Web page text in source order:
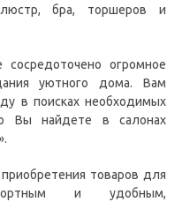
люстр, бра, торшеров и
огромное
уютного дома. Вам
в поисках необходимых
Вы найдете в салонах
товаров для
и удобным,